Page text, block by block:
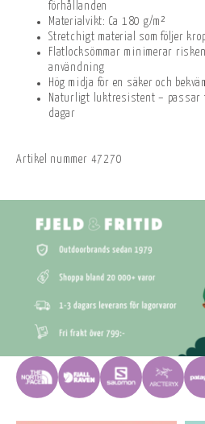
förhållanden
Materialvikt: Ca 180 g/m²
Stretchigt material som följer
Flatlocksömmar minimerar
användning
Hög midja för en säker och
Naturligt luktresistent – passar
dagar
Artikel nummer 47270